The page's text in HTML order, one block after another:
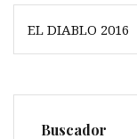
Navegación
de
entradas
EL DIABLO 2016
Buscador